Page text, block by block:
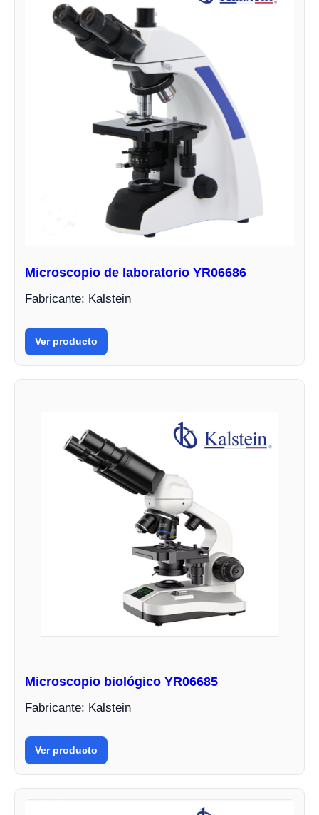
Microscopio de laboratorio YR06686
Fabricante: Kalstein
Ver producto
Microscopio biológico YR06685
Fabricante: Kalstein
Ver producto